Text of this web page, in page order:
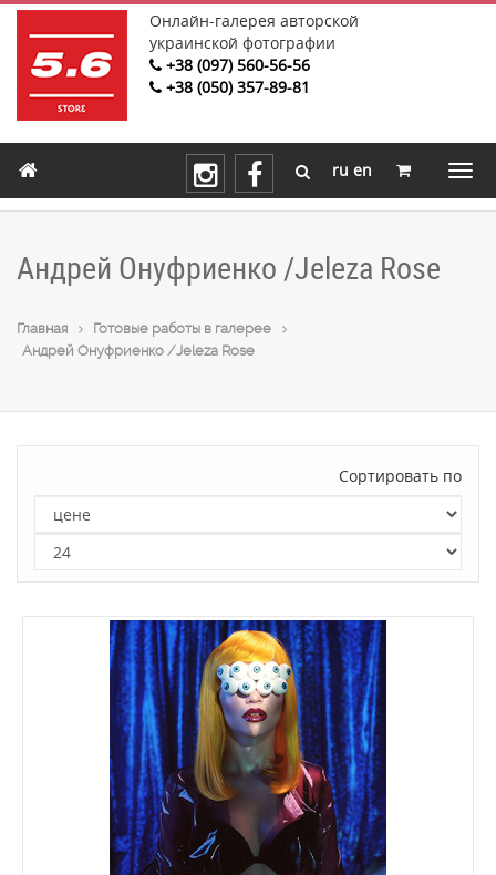
Онлайн-галерея авторской
украинской фотографии
+38 (097) 560-56-56
+38 (050) 357-89-81
ru en
Андрей Онуфриенко /Jeleza Rose
Главная
Готовые работы в галерее
Андрей Онуфриенко /Jeleza Rose
Сортировать по